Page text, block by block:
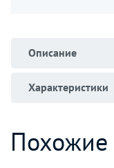
Описание
Характеристики
Похожие